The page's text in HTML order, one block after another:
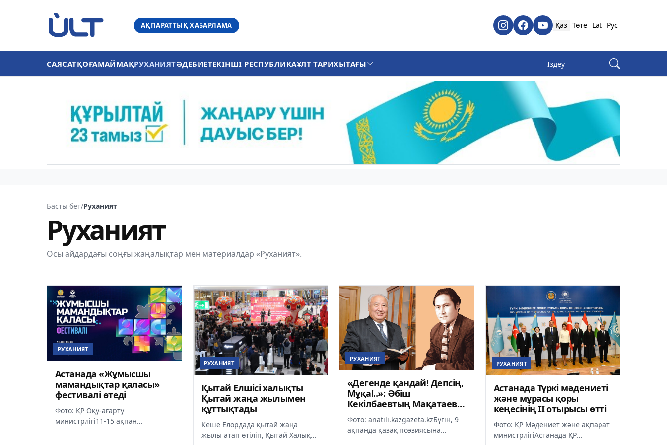
АҚПАРАТТЫҚ ХАБАРЛАМА Қаз Төте Lat Рус
САЯСАТҚОҒАМАЙМАҚРУХАНИЯТӘДЕБИЕТЕКІНШІ РЕСПУБЛИКАҰЛТ ТАРИХЫТАҒЫ
Басты бет/Руханият
Руханият
Осы айдардағы соңғы жаңалықтар мен материалдар «Руханият».
РУХАНИЯТ
Астанада «Жұмысшы
мамандықтар қаласы»
фестивалі өтеді
Фото: ҚР Оқу-ағарту
министрлігі11-15 ақпан
РУХАНИЯТ
Қытай Елшісі халықты
Қытай жаңа жылымен
құттықтады
Кеше Елордада қытай жаңа
жылы атап өтіліп, Қытай Халық
РУХАНИЯТ
«Дегенде қандай! Депсің,
Мұқа!..»: Әбіш
Кекілбаевтың Мақатаев
туралы естелігі
Фото: anatili.kazgazeta.kzБүгін, 9
ақпанда қазақ поэзиясына
РУХАНИЯТ
Астанада Түркі мәдениеті
және мұрасы қоры
кеңесінің ІІ отырысы өтті
Фото: ҚР Мәдениет және ақпарат
министрлігіАстанада ҚР